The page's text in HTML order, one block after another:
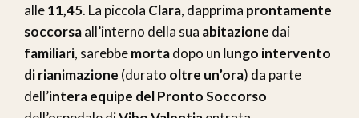
alle11,45. La piccola Clara, dapprima prontamente
soccorsaall’interno della sua abitazione dai
familiari, sarebbemortadopo un lungo intervento
di rianimazione (durato oltre un’ora) da parte
dell’intera equipe del Pronto Soccorso